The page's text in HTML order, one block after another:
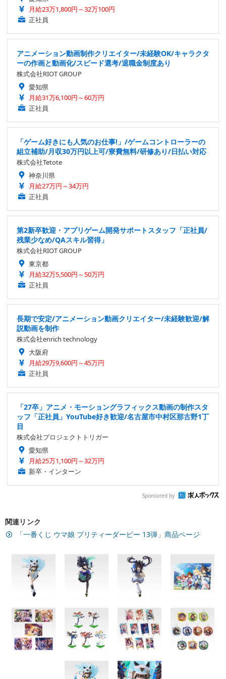
月給23万1,800円～32万100円
正社員
アニメーション動画制作クリエイター/未経験OK/キャラクタ
ーの作画と動画化/スピード選考/退職金制度あり
株式会社RIOT GROUP
愛知県
月給31万6,100円～60万円
正社員
「ゲーム好きにも人気のお仕事!」/ゲームコントローラーの
組立補助/月収30万円以上可/寮費無料/研修あり/日払い対応
株式会社Tetote
神奈川県
月給27万円～34万円
正社員
第2新卒歓迎・アプリゲーム開発サポートスタッフ「正社員/
残業少なめ/QAスキル習得」
株式会社RIOT GROUP
東京都
月給32万5,500円～50万円
正社員
長期で安定/アニメーション動画クリエイター/未経験歓迎/解
説動画を制作
株式会社enrich technology
大阪府
月給29万9,600円～45万円
正社員
「27卒」アニメ・モーショングラフィックス動画の制作スタ
ッフ「正社員」YouTube好き歓迎/名古屋市中村区那古野1丁
目
株式会社プロジェクトトリガー
愛知県
月給25万1,100円～32万円
新卒・インターン
Sponsored by
関連リンク
「一番くじ ウマ娘 プリティーダービー 13弾」商品ページ